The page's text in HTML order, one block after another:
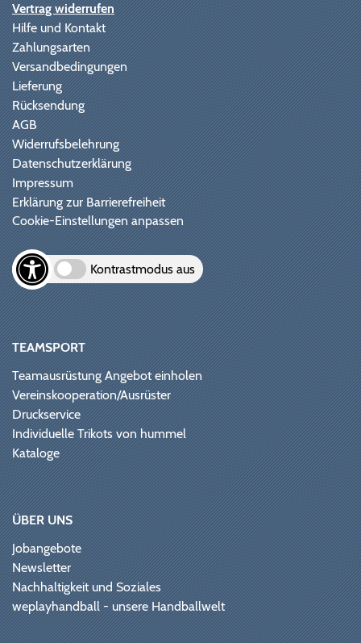
Vertrag widerrufen
Hilfe und Kontakt
Zahlungsarten
Versandbedingungen
Lieferung
Rücksendung
AGB
Widerrufsbelehrung
Datenschutzerklärung
Impressum
Erklärung zur Barrierefreiheit
Cookie-Einstellungen anpassen
Kontrastmodus aus
TEAMSPORT
Teamausrüstung Angebot einholen
Vereinskooperation/Ausrüster
Druckservice
Individuelle Trikots von hummel
Kataloge
ÜBER UNS
Jobangebote
Newsletter
Nachhaltigkeit und Soziales
weplayhandball - unsere Handballwelt